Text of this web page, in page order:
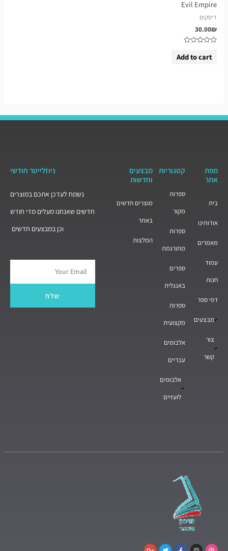
Evil Empire
דיסקים
30.00₪
out
Add to cart
מפת
אתר
בית
אודותינו
מאמרים
עמוד
חנות
דפי ספר
מבצעים
צור
קשר
קטגוריות
ספרות
מקור
ספרות
מתורגמת
ספרים
באנגלית
ספרות
מקצועית
אלבומים
עבריים
אלבומים
לועזיים
מבצעים
וחדשות
מוצרים חדשים
באתר
המלצות
ניוזלייטר חודשי
נשמח לעדכן אתכם במוצרים
חדשים שאנחנו מעלים מדי חודש
וכן במבצעים חדשים
Email
שלח
D
I
F
T
G